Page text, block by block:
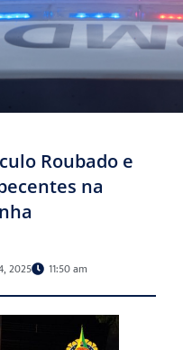
Roubado e
na
2025 11:50 am